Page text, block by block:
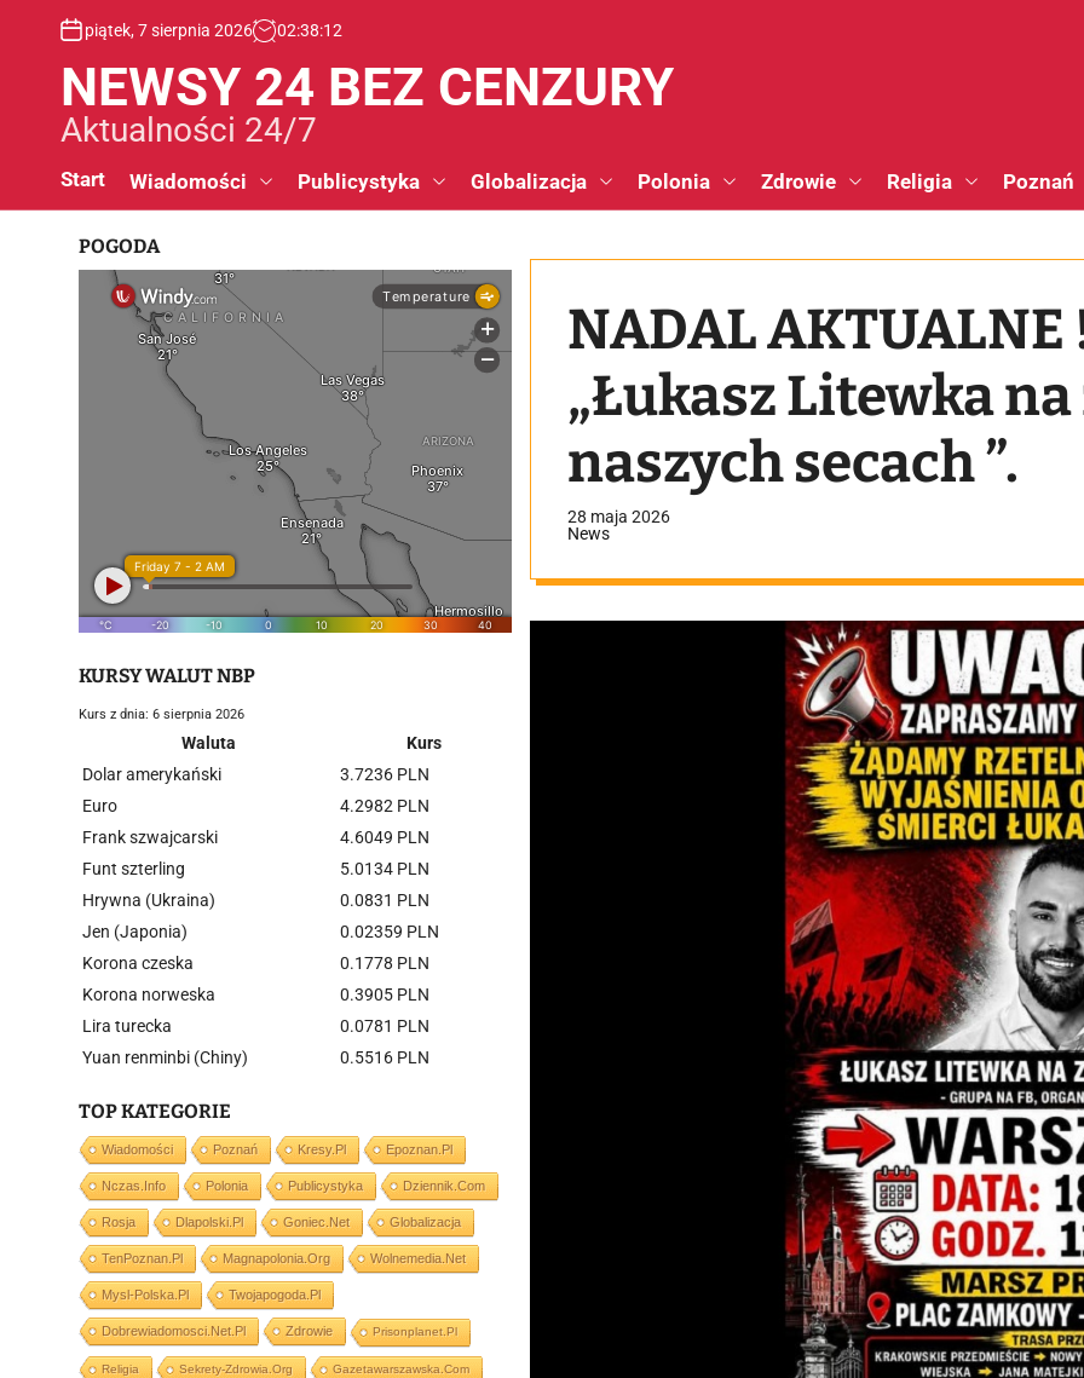
piątek, 7 sierpnia 2026 02:38:13
NEWSY 24 BEZ CENZURY
Aktualności 24/7
Start Wiadomości Publicystyka Globalizacja Polonia Zdrowie Religia Poznań
NADAL AKTUALNE
„Łukasz Litewka
naszych secach ”.
28 maja 2026
News
POGODA
KURSY WALUT NBP
Kurs z dnia: 6 sierpnia 2026
Waluta
Kurs
Dolar amerykański
3.7236 PLN
Euro
4.2982 PLN
Frank szwajcarski
4.6049 PLN
Funt szterling
5.0134 PLN
Hrywna (Ukraina)
0.0831 PLN
Jen (Japonia)
0.02359 PLN
Korona czeska
0.1778 PLN
Korona norweska
0.3905 PLN
Lira turecka
0.0781 PLN
Yuan renminbi (Chiny)
0.5516 PLN
TOP KATEGORIE
Wiadomości Poznań Kresy.pl Epoznan.pl
Nczas.info Polonia Publicystyka Dziennik.com
Rosja Dlapolski.pl Goniec.net Globalizacja
TenPoznan.pl Magnapolonia.org Wolnemedia.net
Mysl-Polska.pl Twojapogoda.pl
Dobrewiadomosci.net.pl Zdrowie Prisonplanet.pl
Religia Sekrety-Zdrowia.org Gazetawarszawska.com